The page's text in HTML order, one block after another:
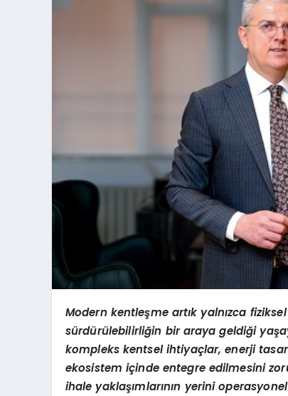
Modern kentleşme artık yalnızca
sürdürülebilirliğin bir araya geldiği
kompleks kentsel ihtiyaçlar, enerji
ekosistem içinde entegre edilmesini
ihale yaklaşımlarının yerini